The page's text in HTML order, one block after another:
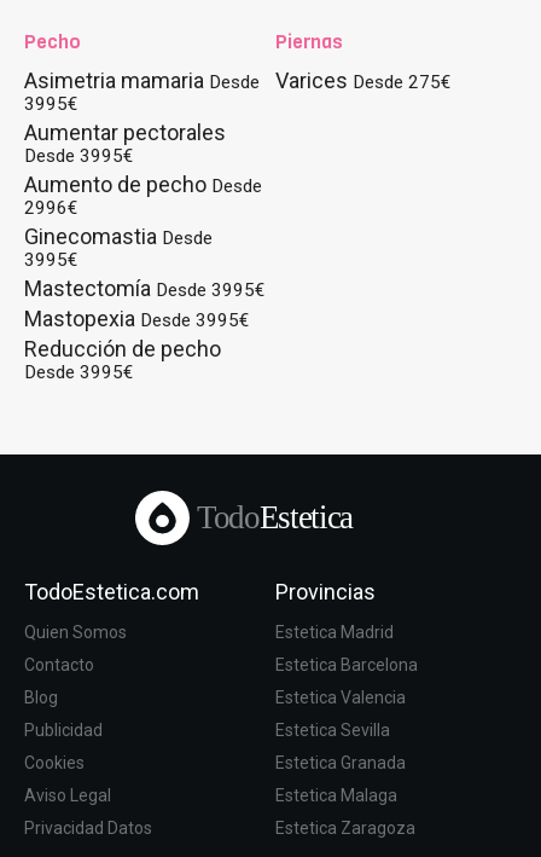
Pecho
Asimetria mamaria Desde
3995€
Aumentar pectorales
Desde 3995€
Aumento de pecho Desde
2996€
Ginecomastia Desde
3995€
Mastectomía Desde 3995€
Mastopexia Desde 3995€
Reducción de pecho
Desde 3995€
Piernas
Varices Desde 275€
TodoEstetica
TodoEstetica.com
Quien Somos
Contacto
Blog
Publicidad
Cookies
Aviso Legal
Privacidad Datos
Provincias
Estetica Madrid
Estetica Barcelona
Estetica Valencia
Estetica Sevilla
Estetica Granada
Estetica Malaga
Estetica Zaragoza